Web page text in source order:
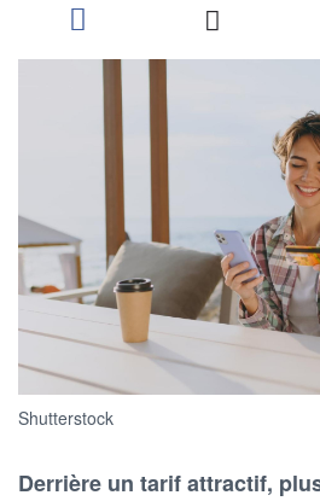
Shutterstock
Derrière un tarif attractif,